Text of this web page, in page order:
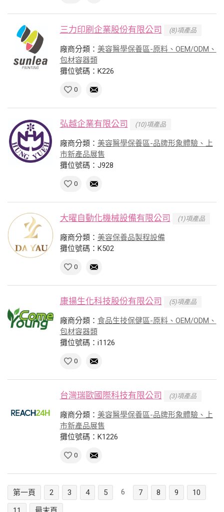
三力印刷企業股份有限公司 (8)項產品
廠商分類： 美容醫學保養區-原料、OEM/ODM、
包材容器類
攤位號碼：K226
0
弘越企業有限公司 (10)項產品
廠商分類： 美容醫學保養區-品牌形象體驗、上
市新產品展售
攤位號碼：J928
0
大曜自動化機械設備有限公司 (1)項產品
廠商分類： 美容保養品製程設備
攤位號碼：K502
0
康揚生化科技股份有限公司 (5)項產品
廠商分類： 食品生技保健區-原料、OEM/ODM、
包材容器類
攤位號碼：i1126
0
台灣瑞歐國際科技有限公司 (3)項產品
廠商分類： 美容醫學保養區-品牌形象體驗、上
市新產品展售
攤位號碼：K1226
0
第一頁 2 3 4 5 6 7 8 9
10